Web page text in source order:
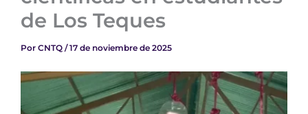
de Los Teques
Por CNTQ /17 de noviembre de 2025